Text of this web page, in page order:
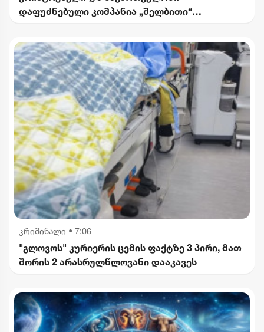
დაფუძნებული კომპანია „შელბითი“
კრიმინალი • 7:06
"გლოვოს" კურიერის ცემის ფაქტზე 3 პირი, მათ
შორის 2 არასრულწლოვანი დააკავეს